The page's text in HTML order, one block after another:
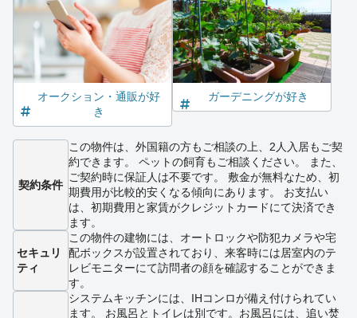
オークション・通販が好
き
ガーデニングが好き
契約条件
この物件は、外国籍の方もご相談の上、2人入居もご契
約できます。 ペットの飼育もご相談ください。 また、
ご契約時に保証人は不要です。 敷金が無料なため、初
期費用が比較的安くなる傾向にあります。 お支払い
は、初期費用と家賃がクレジットカードにて決済でき
ます。
セキュリ
ティ
この物件の建物には、オートロックや防犯カメラや宅
配ボックスが設置されており、来客時には居室内のテ
レビモニターにて訪問者の顔を確認することができま
す。
システムキッチンには、IHコンロが備え付けられてい
ます。 お風呂とトイレは別です。お風呂には、追い焚